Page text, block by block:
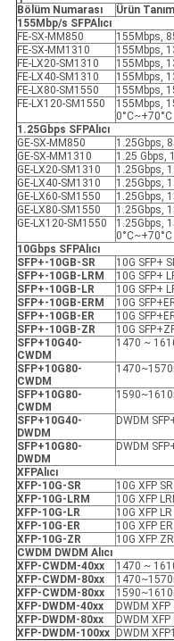
Bölüm Numarası
Ürün
155Mbp/s SFPAlıcı
FE-SX-MM850
155Mbps,
FE-SX-MM1310
155Mbps,
FE-LX20-SM1310
155Mbps,
FE-LX40-SM1310
155Mbps,
FE-LX80-SM1550
155Mbps,
FE-LX120-SM1550
155Mbps,
0°C~+70°C
1.25Gbps SFPAlıcı
GE-SX-MM850
1.25Gbps,
GE-SX-MM1310
1.25 Gbps,
GE-LX20-SM1310
1.25Gbps,
GE-LX40-SM1310
1.25Gbps,
GE-LX60-SM1550
1.25Gbps,
GE-LX80-SM1550
1.25Gbps,
GE-LX120-SM1550
1.25Gbps,
0°C~+70°C
10Gbps SFPAlıcı
SFP+-10GB-SR
10G SFP+
SFP+-10GB-LRM
10G SFP+
SFP+-10GB-LR
10G SFP+
SFP+-10GB-ER M
10G
SFP+-10GB-ER
10G
SFP+-10GB-ZR
10G
SFP+10G40-
CWDM
1470 ~
SFP+10G80-
CWDM
SFP+10G80-
CWDM
SFP+10G40-
DWDM
DWDM
SFP+10G80-
DWDM
DWDM
XFPAlıcı
XFP-10G-SR
10G XFP
XFP-10G-LRM
10G XFP
XFP-10G-LR
10G XFP
XFP-10G-ER
10G XFP
XFP-10G-ZR
10G XFP
CWDM DWDM Alıcı
XFP-CWDM-40xx
1470 ~
XFP-CWDM-80xx
XFP-CWDM-80xx
XFP- DWDM-40xx
DWDM
XFP- DWDM-80xx
DWDM
XFP- DWDM-100xx DWDM